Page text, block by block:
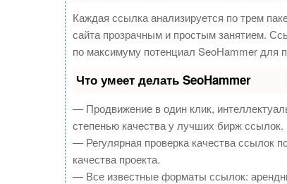
Каждая ссылка анализируется по трем
сайта прозрачным и простым занятием.
по максимуму потенциал SeoHammer для
Что умеет делать SeoHammer
— Продвижение в один клик,
степенью качества у лучших бирж ссылок.
— Регулярная проверка качества ссылок
качества проекта.
— Все известные форматы ссылок: